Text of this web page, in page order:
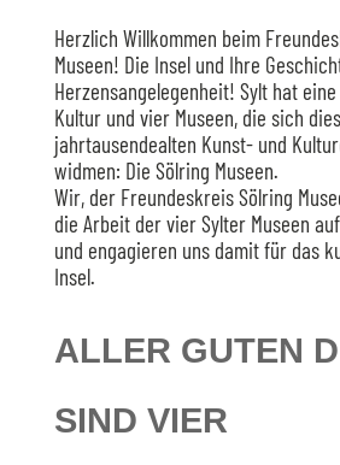
Herzlich Willkommen beim
Museen! Die Insel und Ihre
Herzensangelegenheit! Sylt hat
Kultur und vier Museen, die sich
jahrtausendealten Kunst- und
widmen: Die Sölring Museen.
Wir, der Freundeskreis Sölring
die Arbeit der vier Sylter Museen
und engagieren uns damit für das
Insel.
ALLER GUTEN
SIND VIER